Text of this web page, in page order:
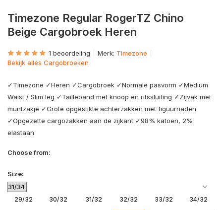
Timezone Regular RogerTZ Chino
Beige Cargobroek Heren
1 beoordeling Merk: Timezone
Bekijk alles Cargobroeken
✓Timezone ✓Heren ✓Cargobroek ✓Normale pasvorm ✓Medium
Waist / Slim leg ✓Tailleband met knoop en ritssluiting ✓Zijvak met
muntzakje ✓Grote opgestikte achterzakken met figuurnaden
✓Opgezette cargozakken aan de zijkant ✓98% katoen, 2%
elastaan
Choose from:
Size:
29/32 30/32 31/32 32/32 33/32 34/32